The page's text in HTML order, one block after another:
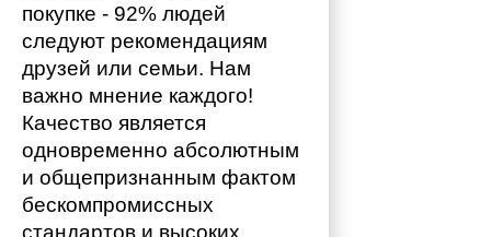
покупке - 92% людей
следуют рекомендациям
друзей или семьи. Нам
важно мнение каждого!
Качество является
одновременно абсолютным
и общепризнанным фактом
бескомпромиссных
стандартов и высоких